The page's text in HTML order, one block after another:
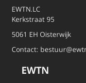
EWTN.LC
Kerkstraat 95
5061 EH Oisterwijk
Contact:
EWTN